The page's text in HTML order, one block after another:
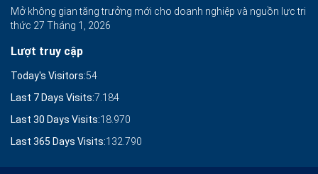
Mở không gian tăng trưởng mới cho doanh nghiệp và nguồn lực tri
thức 27 Tháng 1, 2026
Lượt truy cập
Today's Visitors:54
Last 7 Days Visits:7.184
Last 30 Days Visits:18.970
Last 365 Days Visits:132.790